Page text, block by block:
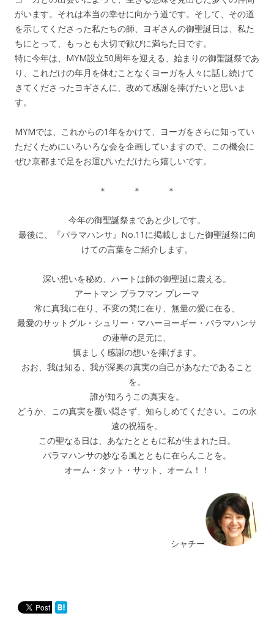
がいます。それは本当の幸せに向かう道です。そして、その道
を示してくださった私たちの師、ヨギさんの御聖誕日は、私た
ちにとって、もっとも大切で歓びに満ちた日です。
特に今年は、MYM設立50周年を迎える、始まりの御聖誕祭であ
り、これだけの年月を休むことなくヨーガを人々に話し続けて
きてくださったヨギさんに、改めて感謝を捧げたいと思いま
す。
MYMでは、これからの1年をかけて、ヨーガをさらに知ってい
ただくためにいろいろな会を企画していますので、この機会に
ぜひ京都まで足をお運びいただけたら嬉しいです。
＊ ＊ ＊
今年の御聖誕祭まであと少しです。
最後に、『パラマハンサ』No.11に掲載しました御聖誕祭に向
けての言葉をご紹介します。
深い想いを秘め、ハートは師の御聖誕に震える。
アートマン ブラフマン プレーマ
常に真我に在り、不変の梵に在り、無量の愛に在る、
最愛のサットグル・シュリー・マハーヨーギー・パラマハンサ
の蓮華の足元に、
慎ましく感謝の想いを捧げます。
おお、我は知る、我が深奥の真実の自己があなたであること
を。
誰が知ろうこの真実を。
どうか、この真実を覆い隠さず、知らしめてください。この永
遠の祝福を。
この聖なる日は、あなたとともに私が生まれた日。
パラマハンサの妙なる風とともに在らんことを。
オーム・タット・サット、オーム！！
シャチー